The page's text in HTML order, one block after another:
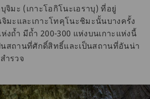
จิมะ (เกาะโอกิโนะเอราบุ) ที่อยู่
จิมะและเกาะโทคุโนะชิมะนั้นบางครั้ง
ห่งถ้ำ มีถ้ำ 200-300 แห่งบนเกาะแห่งนี้
สถานที่ศักดิ์สิทธิ์และเป็นสถานที่อันน่า
ำรวจ